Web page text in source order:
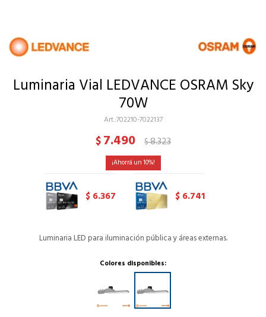
Luminaria Vial LEDVANCE OSRAM Sky
70W
702210-7022137
$7.490 $8.323
10
$ 6.367 $ 6.741
Luminaria LED para iluminación pública y áreas externas.
Colores disponibles: